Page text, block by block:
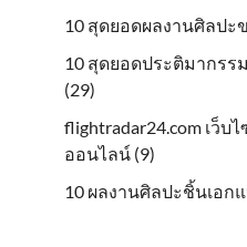
10 สุดยอดผลงานศิลปะ
10 สุดยอดประติมากรร
(29)
flightradar24.com เว็บ
ออนไลน์ (9)
10 ผลงานศิลปะชิ้นเอก